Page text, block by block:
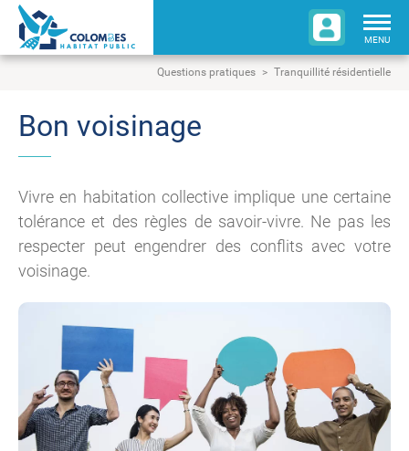
MENU
Questions pratiques Tranquillité résidentielle
Bon voisinage
Vivre en habitation collective implique une certaine
tolérance et des règles de savoir-vivre. Ne pas les
respecter peut engendrer des conflits avec votre
voisinage.